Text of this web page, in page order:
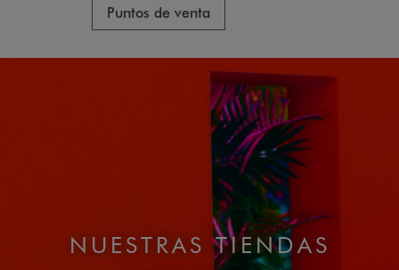
Puntos de venta
NUESTRAS TIENDAS